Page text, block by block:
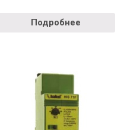
Подробнее